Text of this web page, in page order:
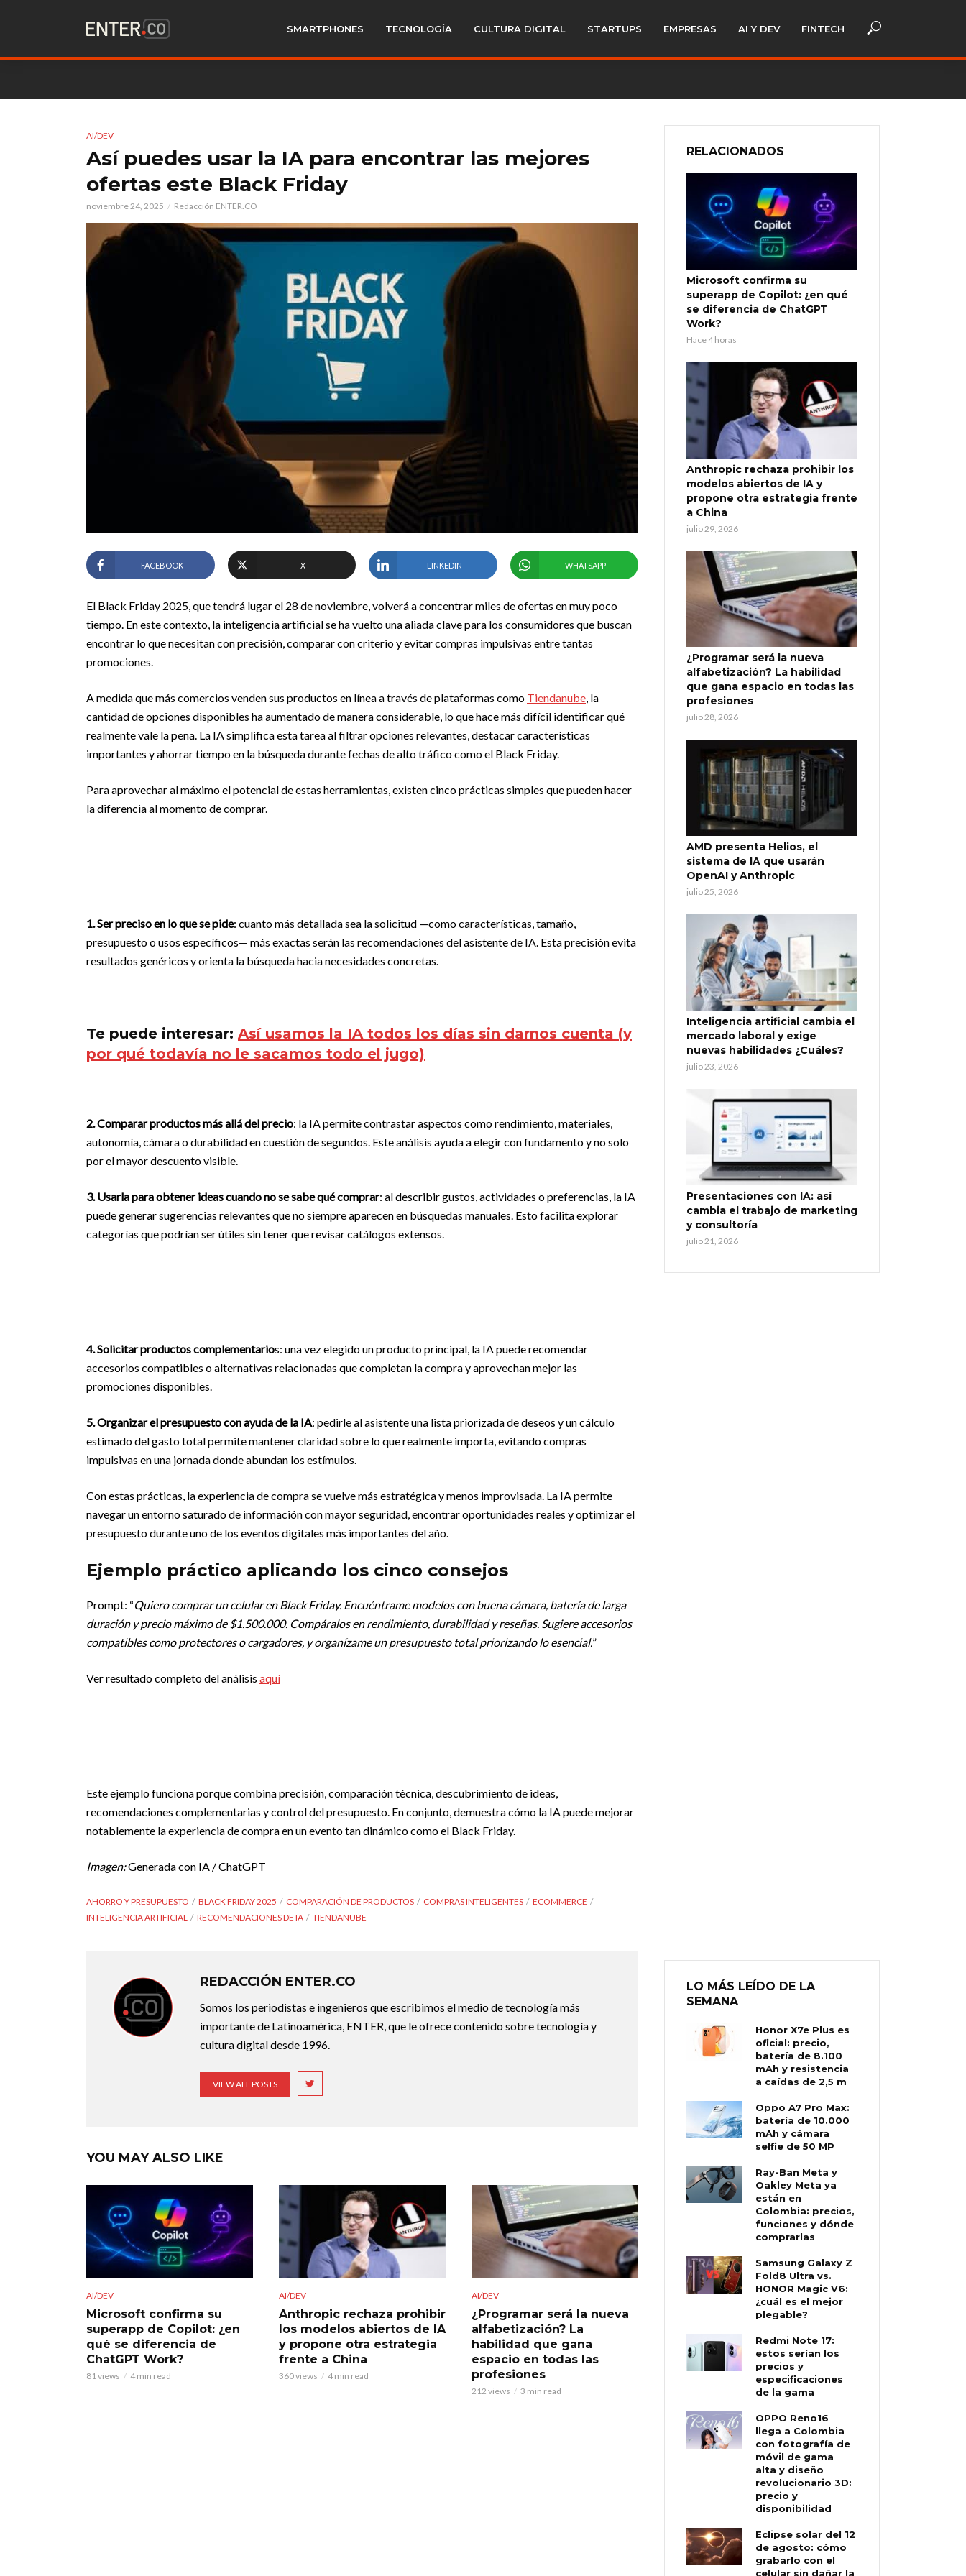
SMARTPHONES TECNOLOGÍA CULTURA DIGITAL STARTUPS EMPRESAS AI Y DEV FINTECH
AI/DEV
Así puedes usar la IA para encontrar las mejores
ofertas este Black Friday
noviembre 24, 2025 Redacción ENTER.CO
FACEBOOK X LINKEDIN WHATSAPP
El Black Friday 2025, que tendrá lugar el 28 de noviembre, volverá a concentrar miles de ofertas en muy poco
tiempo. En este contexto, la inteligencia artificial se ha vuelto una aliada clave para los consumidores que buscan
encontrar lo que necesitan con precisión, comparar con criterio y evitar compras impulsivas entre tantas
promociones.
A medida que más comercios venden sus productos en línea a través de plataformas como Tiendanube, la
cantidad de opciones disponibles ha aumentado de manera considerable, lo que hace más difícil identificar qué
realmente vale la pena. La IA simplifica esta tarea al filtrar opciones relevantes, destacar características
importantes y ahorrar tiempo en la búsqueda durante fechas de alto tráfico como el Black Friday.
Para aprovechar al máximo el potencial de estas herramientas, existen cinco prácticas simples que pueden hacer
la diferencia al momento de comprar.
1. Ser preciso en lo que se pide: cuanto más detallada sea la solicitud —como características, tamaño,
presupuesto o usos específicos— más exactas serán las recomendaciones del asistente de IA. Esta precisión evita
resultados genéricos y orienta la búsqueda hacia necesidades concretas.
Te puede interesar: Así usamos la IA todos los días sin darnos cuenta (y
por qué todavía no le sacamos todo el jugo)
2. Comparar productos más allá del precio: la IA permite contrastar aspectos como rendimiento, materiales,
autonomía, cámara o durabilidad en cuestión de segundos. Este análisis ayuda a elegir con fundamento y no solo
por el mayor descuento visible.
3. Usarla para obtener ideas cuando no se sabe qué comprar: al describir gustos, actividades o preferencias, la IA
puede generar sugerencias relevantes que no siempre aparecen en búsquedas manuales. Esto facilita explorar
categorías que podrían ser útiles sin tener que revisar catálogos extensos.
4. Solicitar productos complementarios: una vez elegido un producto principal, la IA puede recomendar
accesorios compatibles o alternativas relacionadas que completan la compra y aprovechan mejor las
promociones disponibles.
5. Organizar el presupuesto con ayuda de la IA: pedirle al asistente una lista priorizada de deseos y un cálculo
estimado del gasto total permite mantener claridad sobre lo que realmente importa, evitando compras
impulsivas en una jornada donde abundan los estímulos.
Con estas prácticas, la experiencia de compra se vuelve más estratégica y menos improvisada. La IA permite
navegar un entorno saturado de información con mayor seguridad, encontrar oportunidades reales y optimizar el
presupuesto durante uno de los eventos digitales más importantes del año.
Ejemplo práctico aplicando los cinco consejos
Prompt: “Quiero comprar un celular en Black Friday. Encuéntrame modelos con buena cámara, batería de larga
duración y precio máximo de $1.500.000. Compáralos en rendimiento, durabilidad y reseñas. Sugiere accesorios
compatibles como protectores o cargadores, y organízame un presupuesto total priorizando lo esencial.”
Ver resultado completo del análisis aquí
Este ejemplo funciona porque combina precisión, comparación técnica, descubrimiento de ideas,
recomendaciones complementarias y control del presupuesto. En conjunto, demuestra cómo la IA puede mejorar
notablemente la experiencia de compra en un evento tan dinámico como el Black Friday.
Imagen:Generada con IA / ChatGPT
AHORRO Y PRESUPUESTO BLACK FRIDAY 2025 COMPARACIÓN DE PRODUCTOS COMPRAS INTELIGENTES
ECOMMERCE
INTELIGENCIA ARTIFICIAL
RECOMENDACIONES DE IA TIENDANUBE
REDACCIÓN ENTER.CO
Somos los periodistas e ingenieros que escribimos el medio de tecnología más
importante de Latinoamérica, ENTER, que le ofrece contenido sobre tecnología y
cultura digital desde 1996.
VIEW ALL POSTS
YOU MAY ALSO LIKE
AI/DEV
Microsoft confirma su
superapp de Copilot: ¿en
qué se diferencia de
ChatGPT Work?
81 views 4 min read
AI/DEV
Anthropic rechaza prohibir
los modelos abiertos de IA
y propone otra estrategia
frente a China
360 views 4 min read
AI/DEV
¿Programar será la nueva
alfabetización? La
habilidad que gana
espacio en todas las
profesiones
212 views 3 min read
RELACIONADOS
Microsoft confirma su
superapp de Copilot: ¿en qué
se diferencia de ChatGPT
Work?
Hace 4 horas
Anthropic rechaza prohibir los
modelos abiertos de IA y
propone otra estrategia frente
a China
julio 29, 2026
¿Programar será la nueva
alfabetización? La habilidad
que gana espacio en todas las
profesiones
julio 28, 2026
AMD presenta Helios, el
sistema de IA que usarán
OpenAI y Anthropic
julio 25, 2026
Inteligencia artificial cambia el
mercado laboral y exige
nuevas habilidades ¿Cuáles?
julio 23, 2026
Presentaciones con IA: así
cambia el trabajo de marketing
y consultoría
julio 21, 2026
LO MÁS LEÍDO DE LA
SEMANA
Honor X7e Plus es
oficial: precio,
batería de 8.100
mAh y resistencia
a caídas de 2,5 m
Oppo A7 Pro Max:
batería de 10.000
mAh y cámara
selfie de 50 MP
Ray-Ban Meta y
Oakley Meta ya
están en
Colombia: precios,
funciones y dónde
comprarlas
Samsung Galaxy Z
Fold8 Ultra vs.
HONOR Magic V6:
¿cuál es el mejor
plegable?
Redmi Note 17:
estos serían los
precios y
especificaciones
de la gama
OPPO Reno16
llega a Colombia
con fotografía de
móvil de gama
alta y diseño
revolucionario 3D:
precio y
disponibilidad
Eclipse solar del 12
de agosto: cómo
grabarlo con el
celular sin dañar la